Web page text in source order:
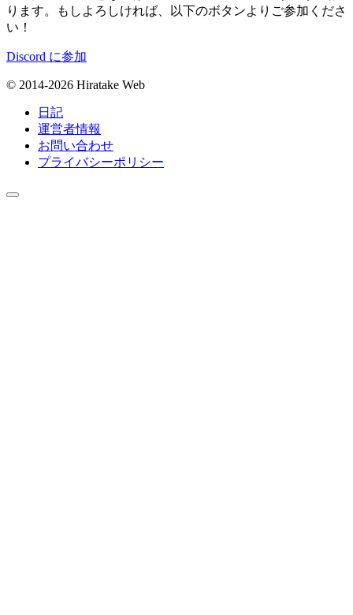
ります。もしよろしければ、以下のボタンよりご参加くださ
い！
Discord に参加
© 2014-2026 Hiratake Web
日記
運営者情報
お問い合わせ
プライバシーポリシー